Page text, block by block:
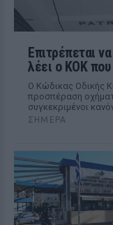
Επιτρέπεται
λέει ο ΚΟΚ που
Ο Κώδικας Οδικής
προσπέραση
συγκεκριμένοι
ΣΉΜΕΡΑ